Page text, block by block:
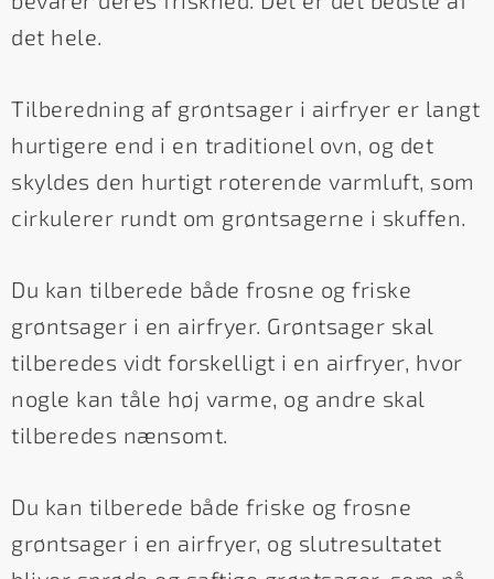
det hele.
Tilberedning af grøntsager i airfryer er langt
hurtigere end i en traditionel ovn, og det
skyldes den hurtigt roterende varmluft, som
cirkulerer rundt om grøntsagerne i skuffen.
Du kan tilberede både frosne og friske
grøntsager i en airfryer. Grøntsager skal
tilberedes vidt forskelligt i en airfryer, hvor
nogle kan tåle høj varme, og andre skal
tilberedes nænsomt.
Du kan tilberede både friske og frosne
grøntsager i en airfryer, og slutresultatet